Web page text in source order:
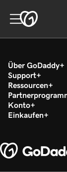
Über GoDaddy
Support
Ressourcen
Konto
Einkaufen